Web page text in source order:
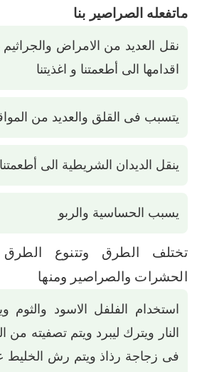
ماتفعله الصراصير بنا
نقل العديد من الامراض والجراثيم
اقدامها الى أطعمتنا و اغذيتنا
يتسبب فى القلق والعديد من
ينقل الديدان الشريطية الى أطعمتنا
يسبب الحساسية والربو
تختلف الطرق وتتنوع
الحشرات والصراصير ومنها
استخدام الفلفل الاسود والثوم
النار ويترك ليبرد ويتم تصفيته
فى زجاجة رذاذ ويتم رش الخليط